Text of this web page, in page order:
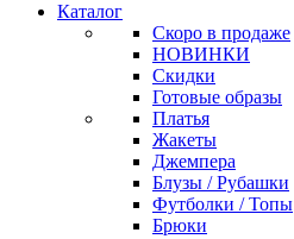
Каталог
Скоро в продаже
НОВИНКИ
Скидки
Готовые образы
Платья
Жакеты
Джемпера
Блузы / Рубашки
Футболки / Топы
Брюки